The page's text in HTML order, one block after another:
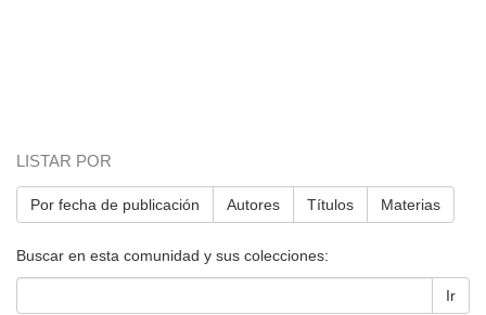
LISTAR POR
Por fecha de publicación Autores Títulos Materias
Buscar en esta comunidad y sus colecciones:
Ir